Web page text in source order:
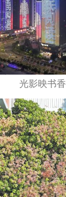
光影映书香